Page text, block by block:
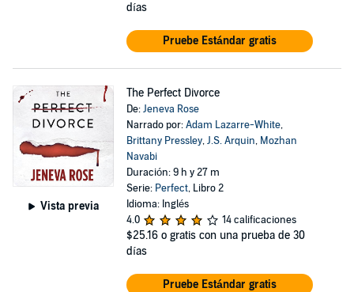
días
Pruebe Estándar gratis
Vista previa
The Perfect Divorce
De:Jeneva Rose
Narrado por:Adam Lazarre-White,
Brittany Pressley,J.S. Arquin, Mozhan
Navabi
Duración: 9 h y 27 m
Serie: Perfect, Libro 2
Idioma: Inglés
4.0
14 calificaciones
$25.16 o gratis con una prueba de 30
días
Pruebe Estándar gratis